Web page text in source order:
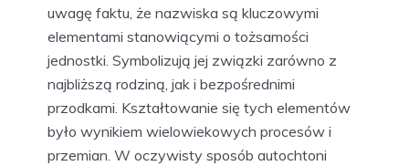
uwagę faktu, że nazwiska są kluczowymi
elementami stanowiącymi o tożsamości
jednostki. Symbolizują jej związki zarówno z
najbliższą rodziną, jak i bezpośrednimi
przodkami. Kształtowanie się tych elementów
było wynikiem wielowiekowych procesów i
przemian. W oczywisty sposób autochtoni